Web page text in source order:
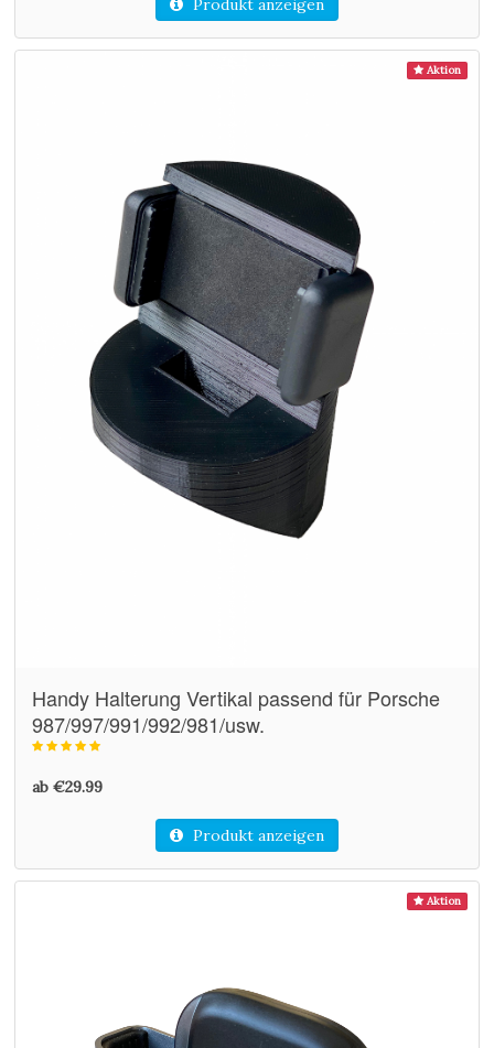
Produkt anzeigen
Aktion
Handy Halterung Vertikal passend für Porsche
987/997/991/992/981/usw.
ab €29.99
Produkt anzeigen
Aktion